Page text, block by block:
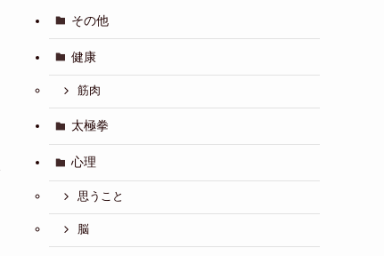
その他
健康
筋肉
太極拳
心理
思うこと
脳